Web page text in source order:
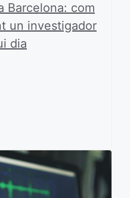
Barcelona: com
un investigador
dia